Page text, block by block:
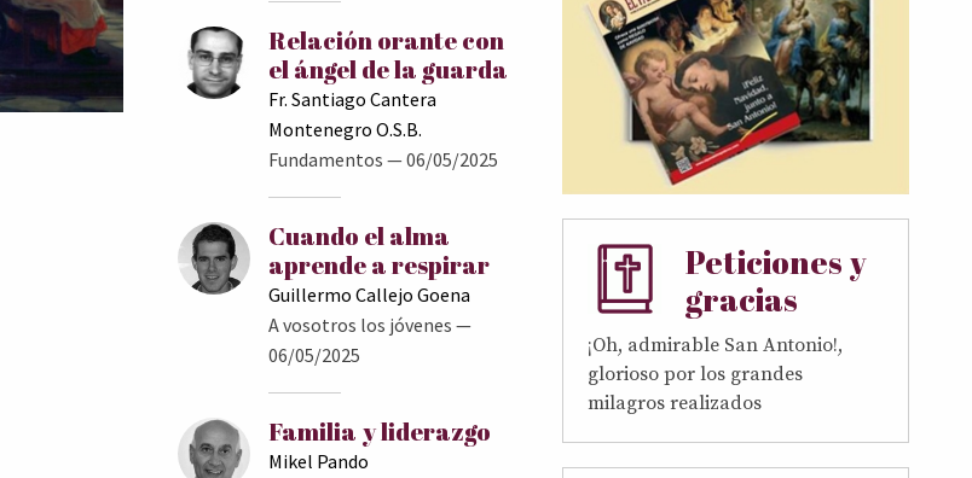
Relación orante con
el ángel de la guarda
Fr. Santiago Cantera
Montenegro O.S.B.
Fundamentos — 06/05/2025
Cuando el alma
aprende a respirar
Guillermo Callejo Goena
A vosotros los jóvenes —
06/05/2025
Familia y liderazgo
Mikel Pando
Peticiones y
gracias
¡Oh, admirable San Antonio!,
glorioso por los grandes
milagros realizados